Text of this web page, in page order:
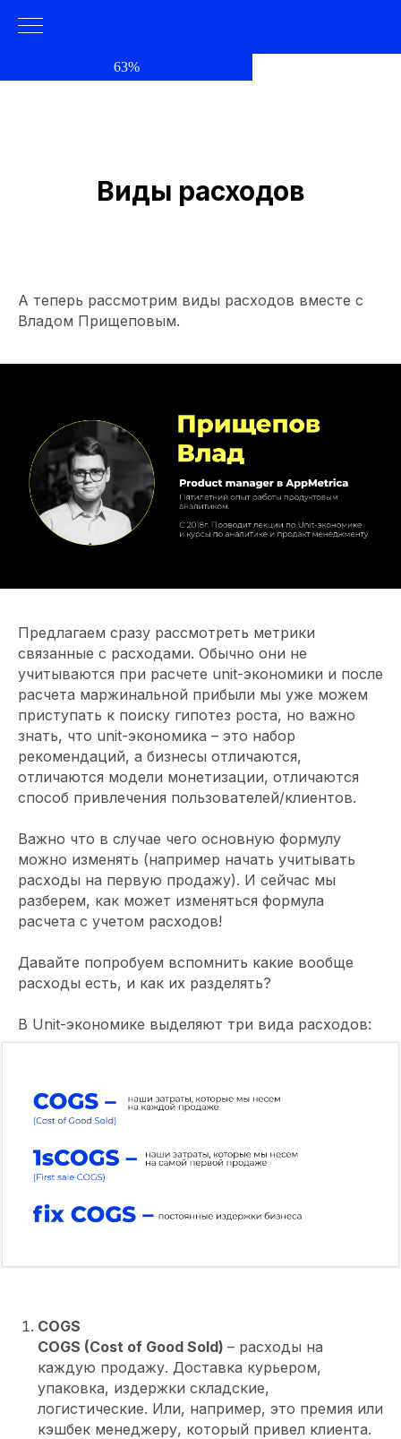
63%
Виды расходов
А теперь рассмотрим виды расходов вместе с
Владом Прищеповым.
Предлагаем сразу рассмотреть метрики
связанные с расходами. Обычно они не
учитываются при расчете unit-экономики и после
расчета маржинальной прибыли мы уже можем
приступать к поиску гипотез роста, но важно
знать, что unit-экономика – это набор
рекомендаций, а бизнесы отличаются,
отличаются модели монетизации, отличаются
способ привлечения пользователей/клиентов.
Важно что в случае чего основную формулу
можно изменять (например начать учитывать
расходы на первую продажу). И сейчас мы
разберем, как может изменяться формула
расчета с учетом расходов!
Давайте попробуем вспомнить какие вообще
расходы есть, и как их разделять?
В Unit-экономике выделяют три вида расходов:
COGS
COGS (Cost of Good Sold) – расходы на
каждую продажу. Доставка курьером,
упаковка, издержки складские,
логистические. Или, например, это премия или
кэшбек менеджеру, который привел клиента.